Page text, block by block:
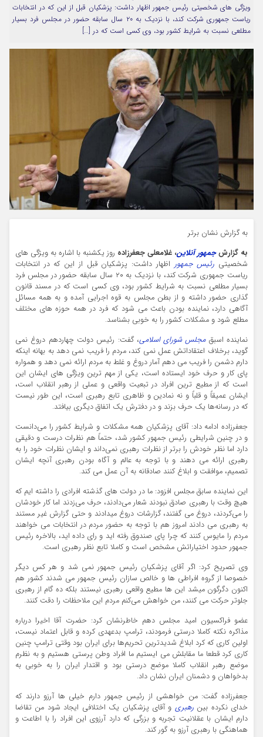
مرا به خاطر بسپار
Forget Password
ویژگی های شخصیتی رئیس جمهور اظهار داشت: پزشکیان قبل از این که در انتخابات
ریاست جمهوری شرکت کند، با نزدیک به ۲۰ سال سابقه حضور در مجلس فرد بسیار
مطلعی نسبت به شرایط کشور بود، وی کسی است که در […]
به گزارش نشان برتر
به گزارشجمهور آنلاین، غلامعلی جعفرزاده روز یکشنبه با اشاره به ویژگی های
شخصیتی رئیس جمهوراظهار داشت: پزشکیان قبل از این که در انتخابات
ریاست جمهوری شرکت کند، با نزدیک به ۲۰ سال سابقه حضور در مجلس فرد
بسیار مطلعی نسبت به شرایط کشور بود، وی کسی است که در مسند قانون
گذاری حضور داشته و از بطن مجلس به قوه اجرایی آمده و به همه مسائل
آگاهی دارد، نماینده بودن باعث می شود که فرد در همه حوزه های مختلف
مطلع شود و مشکلات کشور را به خوبی بشناسد.
نماینده اسبقمجلس شورای اسلامی، گفت: رئیس دولت چهاردهم دروغ نمی
گوید، برخلاف اعتقاداتش عمل نمی کند، مردم را فریب نمی دهد به بهانه اینکه
دارم دشمن را فریب می دهم آمار دروغ و غلط به مردم ارائه نمی دهد و همواره
پای کار و حرف خود ایستاده است، یکی از مهم ترین ویژگی های ایشان این
است که از مطیع ترین افراد در تبعیت واقعی و عملی از رهبر انقلاب است،
ایشان عمیقاً و قلباً و نه نمادین و ظاهری تابع رهبری است، این طور نیست
که در رسانه‌ها یک حرف بزند و در دفترش یک اتفاق دیگری بیافتد.
جعفرزاده ادامه داد: آقای پزشکیان همه مشکلات و شرایط کشور را می‌دانست
و در چنین شرایطی رئیس جمهور کشور شد، حتماً هم نظرات درست و دقیقی
دارد اما نظر خودش را برتر از نظرات رهبری نمی‌داند و ایشان نظرات خود را به
رهبری ارائه می دهند و با توجه به عالم و آگاه بودن رهبری آنچه ایشان
تصمیم، موافقت و ابلاغ کنند صادقانه به آن عمل می کند.
این نماینده سابق مجلس افزود: ما در دولت های گذشته افرادی را داشته ایم که
هیچ وقت با رهبری صادق نبودند شعار می‌دادند، حرف می‌زدند اما کار خودشان
را می‌کردند، دروغ می گفتند، گزارشات دروغ میدادند و حتی گزارش غیر مستند
به رهبری می دادند امروز هم با توجه به حضور مردم در انتخابات می خواهند
مردم را مایوس کنند که چرا پای صندوق رفته اید و رای داده اید، بالاخره رئیس
جمهور حدود اختیاراتش مشخص است و کاملا تابع نظر رهبری است.
وی تصریح کرد: اگر آقای پزشکیان رئیس جمهور نمی شد و هر کس دیگر
خصوصا از گروه افراطی ها و خالص سازان رئیس جمهور می شدند کشور هم
اکنون دگرگون میشد این ها مطیع واقعی رهبری نیستند بلکه ده گام از رهبری
جلوتر حرکت می کنند، من خواهش می‌کنم مردم این ملاحظات را دقت کنند.
عضو فراکسیون امید مجلس دهم خاطرنشان کرد: حضرت آقا اخیرا درباره
مذاکره نکته‌ کاملا درستی فرمودند، ترامپ بدعهدی کرده و قابل اعتماد نیست،
اولین کاری که کرد ابلاغ شدیدترین تحریم‌ها برای ایران بود وقتی ترامپ چنین
کاری کرد قطعا ما مقابلش می ایستیم ما افراد وطن پرستی هستیم و به نظرم
موضع رهبر انقلاب کاملا موضع درستی بود و اقتدار ایران را به خوبی به
بدخواهان و دشمنان ایران نشان داد.
جعفرزاده گفت: من خواهشی از رئیس جمهور دارم خیلی ها آرزو دارند که
خدای نکرده بینرهبری و آقای پزشکیان یک اختلافی ایجاد شود من تقاضا
دارم ایشان با عقلانیت تجربه و بزرگی که دارد آرزوی این افراد را با اطاعت و
هماهنگی با رهبری آرزو به گور کند.